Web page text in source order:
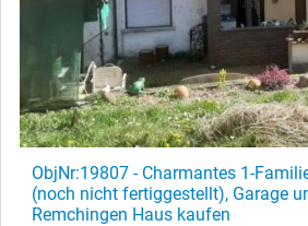
ObjNr:19807 - Charmantes 1-
(noch nicht fertiggestellt), Garage
Remchingen Haus kaufen